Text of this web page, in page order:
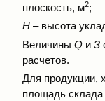
плоскость, м2;
Н – высота
Величины Q и З
расчетов.
Для продукции,
площадь склада